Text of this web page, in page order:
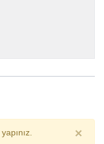
yapınız. ×